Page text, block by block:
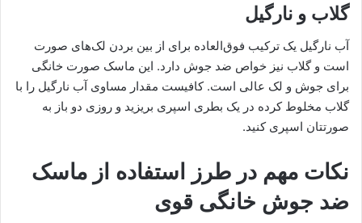
گلاب و نارگیل
آب نارگیل یک ترکیب فوق‌العاده برای از بین بردن لک‌های صورت
است و گلاب نیز خواص ضد جوش دارد. این ماسک صورت خانگی
برای جوش و لک عالی است. کافیست مقدار مساوی آب نارگیل را با
گلاب مخلوط کرده در یک بطری اسپری بریزید و روزی دو باز به
صورتتان اسپری کنید.
نکات مهم در طرز استفاده از ماسک
ضد جوش خانگی قوی